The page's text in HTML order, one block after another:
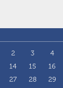
2 3 4
14 15 16
27 28 29